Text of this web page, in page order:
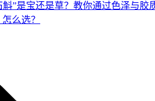
斛”是宝还是草？教你通过色泽与胶
么选？